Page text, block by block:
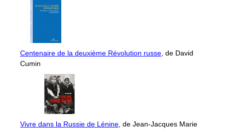
Centenaire de la deuxième Révolution russe , de David
Cumin
Vivre dans la Russie de Lénine , de Jean-Jacques Marie